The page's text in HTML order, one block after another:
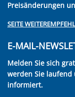
Preisänderungen
SEITE
E-MAIL-
Melden Sie sich
werden Sie
informiert.